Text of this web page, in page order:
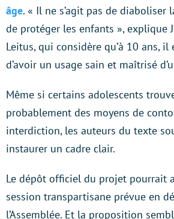
âge. « Il ne s’agit pas de diaboliser
de protéger les enfants », explique
Leitus, qui considère qu’à 10 ans,
d’avoir un usage sain et maîtrisé
Même si certains adolescents
probablement des moyens de
interdiction, les auteurs du texte
instaurer un cadre clair.
Le dépôt officiel du projet pourrait
session transpartisane prévue en
l’Assemblée. Et la proposition